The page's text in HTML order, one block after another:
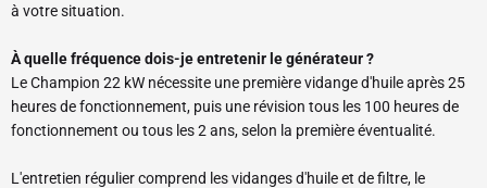
à votre situation.
À quelle fréquence dois-je entretenir le générateur ?
Le Champion 22 kW nécessite une première vidange d'huile après 25
heures de fonctionnement, puis une révision tous les 100 heures de
fonctionnement ou tous les 2 ans, selon la première éventualité.
L'entretien régulier comprend les vidanges d'huile et de filtre, le